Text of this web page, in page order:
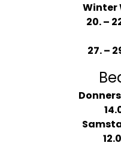
Winter
20. –
27. –